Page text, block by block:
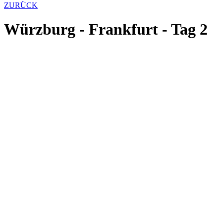
ZURÜCK
Würzburg - Frankfurt - Tag 2